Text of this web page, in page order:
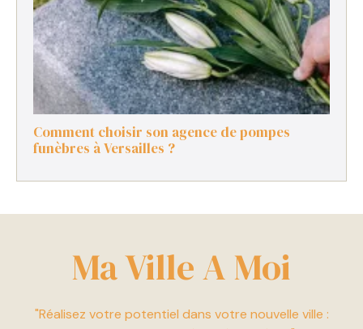
Comment choisir son agence de pompes
funèbres à Versailles ?
Ma Ville A Moi
"Réalisez votre potentiel dans votre nouvelle ville :